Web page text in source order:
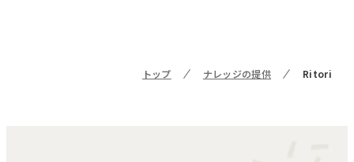
トップ ナレッジの提供 Ritori